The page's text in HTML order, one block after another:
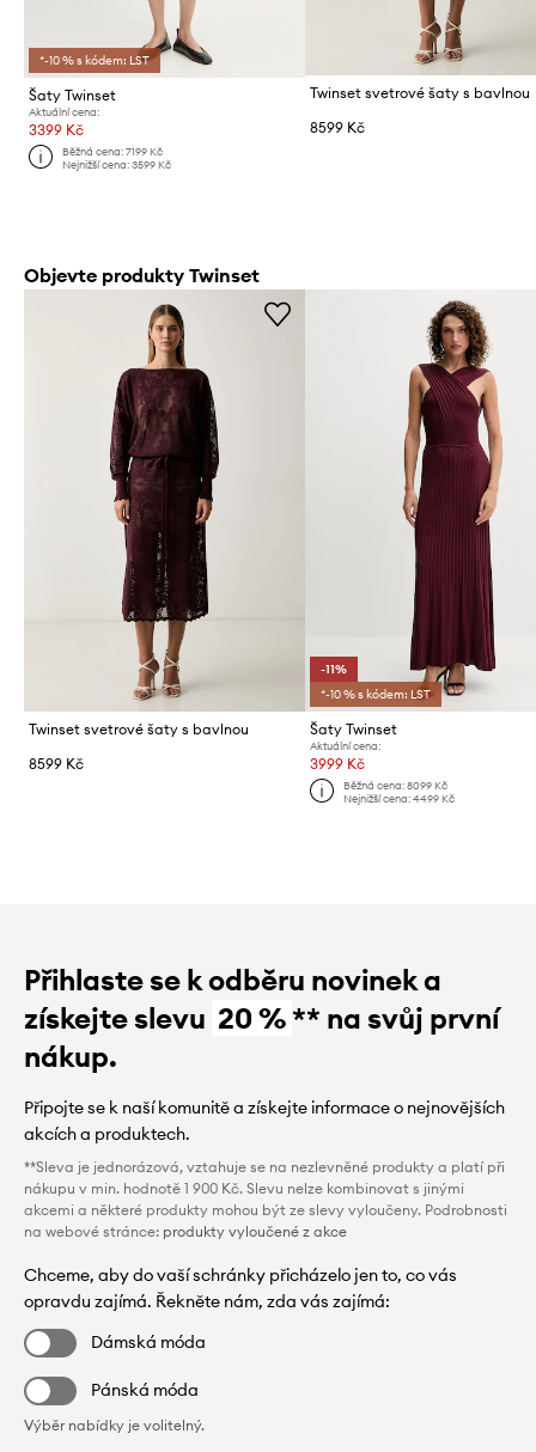
*-10 % s kódem: LST
Šaty Twinset
Aktuální cena:
3399 Kč
Běžná cena:7199 Kč
Nejnižší cena:3599 Kč
Twinset svetrové šaty s bavlnou
8599 Kč
Objevte produkty Twinset
Twinset svetrové šaty s bavlnou
8599 Kč
-11%
*-10 % s kódem: LST
Šaty Twinset
Aktuální cena:
3999 Kč
Běžná cena: 8099 Kč
Nejnižší cena: 4499 Kč
Přihlaste se k odběru novinek a
získejte slevu 20 %** na svůj první
nákup.
Připojte se k naší komunitě a získejte informace o nejnovějších
akcích a produktech.
**Sleva je jednorázová, vztahuje se na nezlevněné produkty a platí při
nákupu v min. hodnotě 1 900 Kč. Slevu nelze kombinovat s jinými
akcemi a některé produkty mohou být ze slevy vyloučeny. Podrobnosti
na webové stránce: produkty vyloučené z akce
Chceme, aby do vaší schránky přicházelo jen to, co vás
opravdu zajímá. Řekněte nám, zda vás zajímá:
Dámská móda
Pánská móda
Výběr nabídky je volitelný.